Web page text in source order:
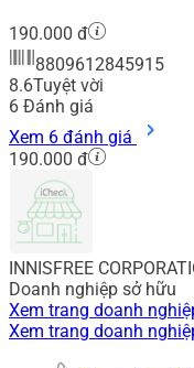
190.000 đ
8809612845915
8.6Tuyệt vời
6 Đánh giá
Xem 6 đánh giá
190.000 đ
INNISFREE
Doanh nghiệp sở hữu
Xem trang doanh
Xem trang doanh